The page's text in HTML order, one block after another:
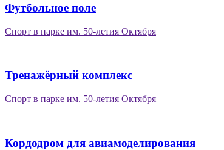
Футбольное поле
Спорт в парке им. 50-летия Октября
Тренажёрный комплекс
Спорт в парке им. 50-летия Октября
Кордодром для авиамоделирования